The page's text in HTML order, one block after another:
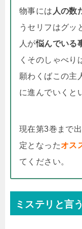
物事には 人の数
うセリフはグッ
人が悩んでいる
くそのしゃべり
願わくばこの主
に進んでいくと
現在第3巻まで
定となったオス
てください。
ミステリと言